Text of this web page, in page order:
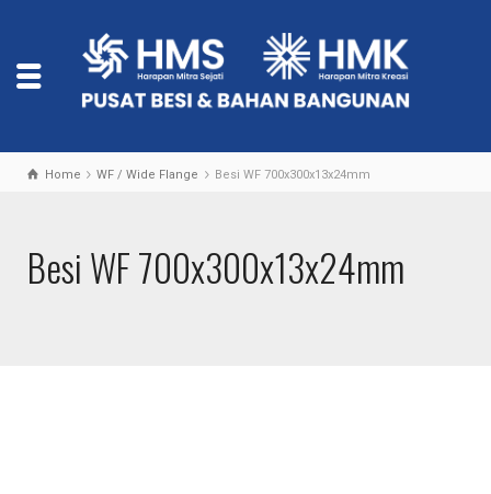
Home WF / Wide Flange Besi WF 700x300x13x24mm
Besi WF 700x300x13x24mm